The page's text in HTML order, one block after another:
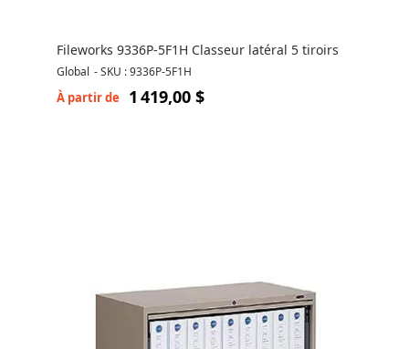
Fileworks 9336P-5F1H Classeur latéral 5 tiroirs
Global -SKU : 9336P-5F1H
À partir de 1 419,00 $